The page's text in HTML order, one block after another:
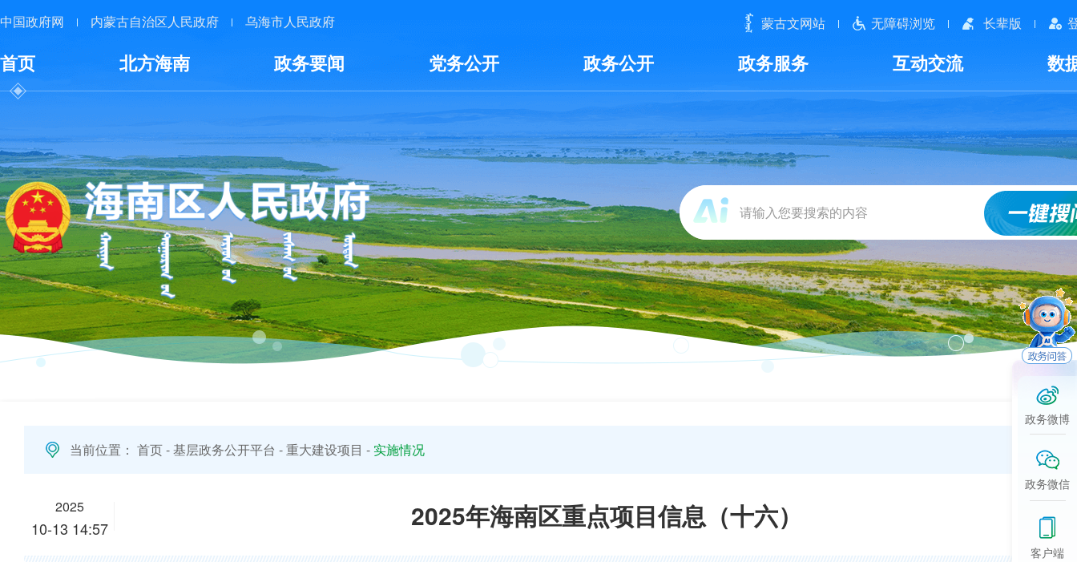
中国政府网 内蒙古自治区人民政府 乌海市人民政府 蒙古文网站 无障碍浏览 长辈版
首页 北方海南 政务要闻 党务公开 政务公开 政务服务 互动交流 数
当前位置： 首页-基层政务公开平台 -重大建设项目 - 实施情况
2025
10-13 14:57 2025年海南区重点项目信息（十六）
政务微博
政务微信
客户端